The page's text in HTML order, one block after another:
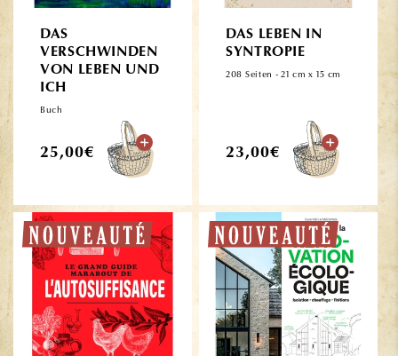
DAS
VERSCHWINDEN
VON LEBEN UND
ICH
Buch
Normaler
25,00€
DAS LEBEN IN
SYNTROPIE
208 Seiten - 21 cm x 15 cm
Normaler
23,00€